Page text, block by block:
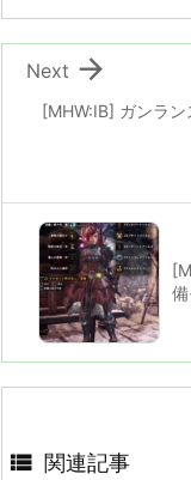
[MHW:IB] ガンラン

Next
 関連記事